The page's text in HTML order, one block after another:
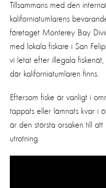
Tillsammans med den
kaliforniatumlarens
företaget Monterey Bay
med lokala fiskare i San
vi letat efter illegala
där kaliforniatumlaren finns.
Eftersom fiske är vanligt i
tappats eller lämnats kvar i
är den största orsaken till
utrotning.